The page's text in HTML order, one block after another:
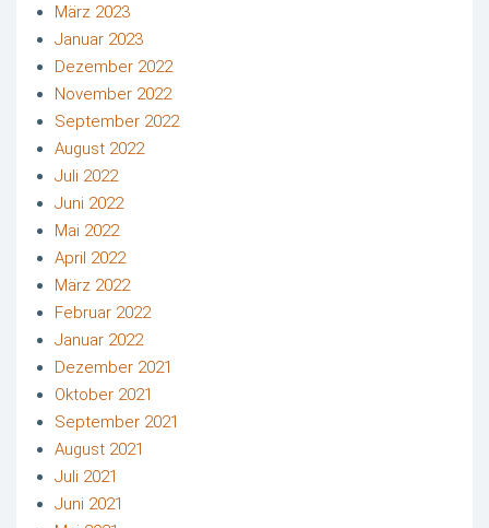
März 2023
Januar 2023
Dezember 2022
November 2022
September 2022
August 2022
Juli 2022
Juni 2022
Mai 2022
April 2022
März 2022
Februar 2022
Januar 2022
Dezember 2021
Oktober 2021
September 2021
August 2021
Juli 2021
Juni 2021